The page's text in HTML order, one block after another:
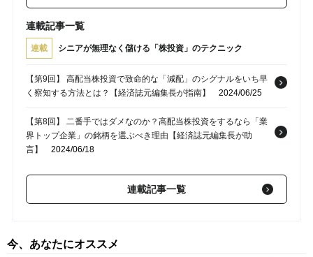
連載記事一覧
連載 シニアが無理なく儲ける「株投資」のテクニック
【第9回】 高配当株投資で致命的な「減配」のシグナルをいち早
く察知する方法とは？【経済誌元編集長が指南】
2024/06/25
【第8回】 二番手ではダメなのか？高配当株投資をするなら「業
界トップ企業」の銘柄を選ぶべき理由【経済誌元編集長が助
言】
2024/06/18
【第7回】 投資初心者は要注意…高配当利回りランキングに入っ
ていても「絶対に手を出すべきではない」銘柄【経済誌元編集長
が助言】2024/06/11
のセットで“平均的な老後生活”を手に入れる方法【経済誌元編集
連載記事一覧
今、あなたにオススメ